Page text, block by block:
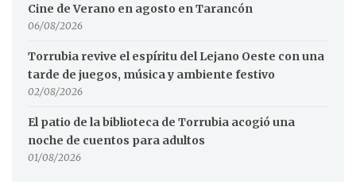
Cine de Verano en agosto en Tarancón
06/08/2026
Torrubia revive el espíritu del Lejano Oeste con una
tarde de juegos, música y ambiente festivo
02/08/2026
El patio de la biblioteca de Torrubia acogió una
noche de cuentos para adultos
01/08/2026